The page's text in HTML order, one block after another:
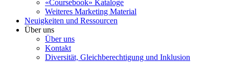
«Coursebook» Kataloge
Weiteres Marketing Material
Neuigkeiten und Ressourcen
Über uns
Über uns
Kontakt
Diversität, Gleichberechtigung und Inklusion